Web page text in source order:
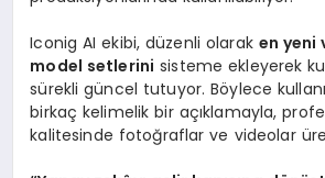
Iconig AI ekibi, düzenli olarak en yeni
model setlerini sisteme ekleyerek
sürekli güncel tutuyor. Böylece
birkaç kelimelik bir açıklamayla,
kalitesinde fotoğraflar ve videolar